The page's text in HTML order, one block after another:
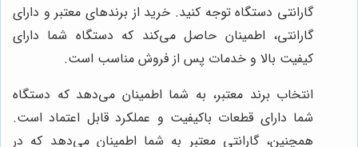
گارانتی دستگاه توجه کنید. خرید از برندهای معتبر و دارای
گارانتی، اطمینان حاصل می‌کند که دستگاه شما دارای
کیفیت بالا و خدمات پس از فروش مناسب است.
انتخاب برند معتبر، به شما اطمینان می‌دهد که دستگاه
شما دارای قطعات باکیفیت و عملکرد قابل اعتماد است.
همچنین، گارانتی معتبر به شما اطمینان می‌دهد که در